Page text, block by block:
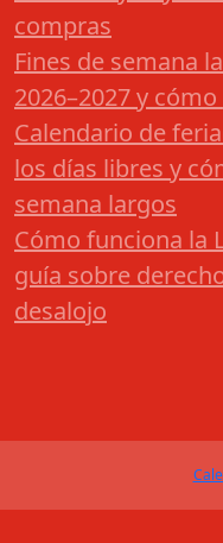
compras
Fines de semana
2026–2027 y
Calendario de
los días libres y
semana largos
Cómo funciona la
guía sobre
desalojo